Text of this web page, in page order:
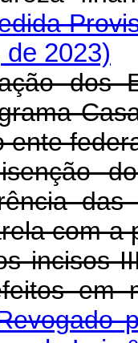
de 2023)
dos
ente
das
com
incisos
em